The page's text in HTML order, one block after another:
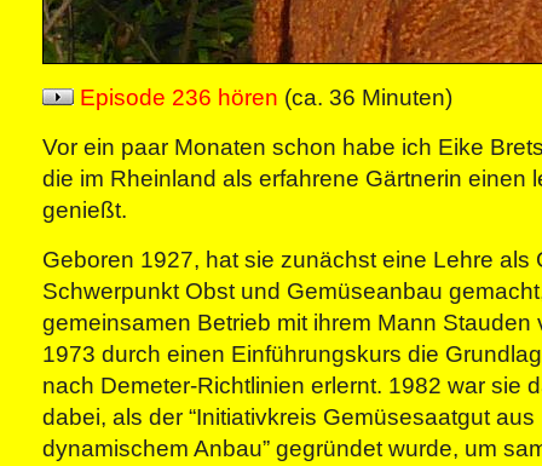
Episode 236 hören (ca. 36 Minuten)
Vor ein paar Monaten schon habe ich Eike
die im Rheinland als erfahrene Gärtnerin einen
genießt.
Geboren 1927, hat sie zunächst eine Lehre als
Schwerpunkt Obst und Gemüseanbau
gemeinsamen Betrieb mit ihrem Mann Stauden
1973 durch einen Einführungskurs die
nach Demeter-Richtlinien erlernt. 1982 war sie
dabei, als der “Initiativkreis Gemüsesaatgut
dynamischem Anbau” gegründet wurde, um